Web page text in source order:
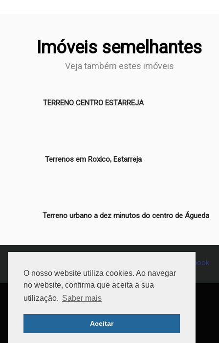
O nosso website utiliza cookies. Ao navegar
no website, confirma que aceita a sua
utilização. Saber mais
Aceitar
Imóveis semelhantes
Veja também estes imóveis
TERRENO CENTRO ESTARREJA
Terrenos em Roxico, Estarreja
Terreno urbano a dez minutos do centro de Águeda
Chamada para a rede fixa nacional
© 2026 Imopções, Lda. AMI: 15559. Todos os direitos
Política de Privacidade|Política de Cookies|Livro de
Reclamações